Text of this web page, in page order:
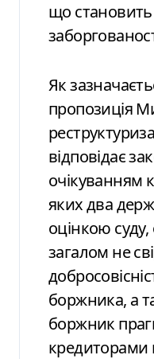
що становить
Як
пропозиція
відповідає
очікуванням
яких два
оцінкою
загалом не
боржника, а
боржник